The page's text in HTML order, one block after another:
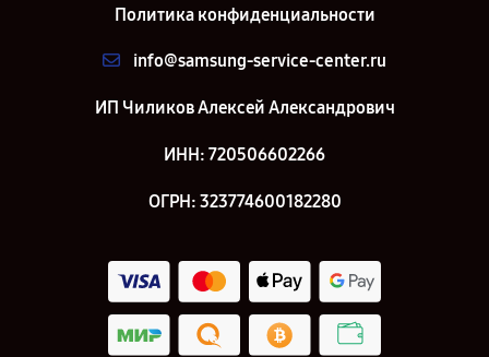
Политика конфиденциальности
info@samsung-service-center.ru
ИП Чиликов Алексей Александрович
ИНН: 720506602266
ОГРН: 323774600182280